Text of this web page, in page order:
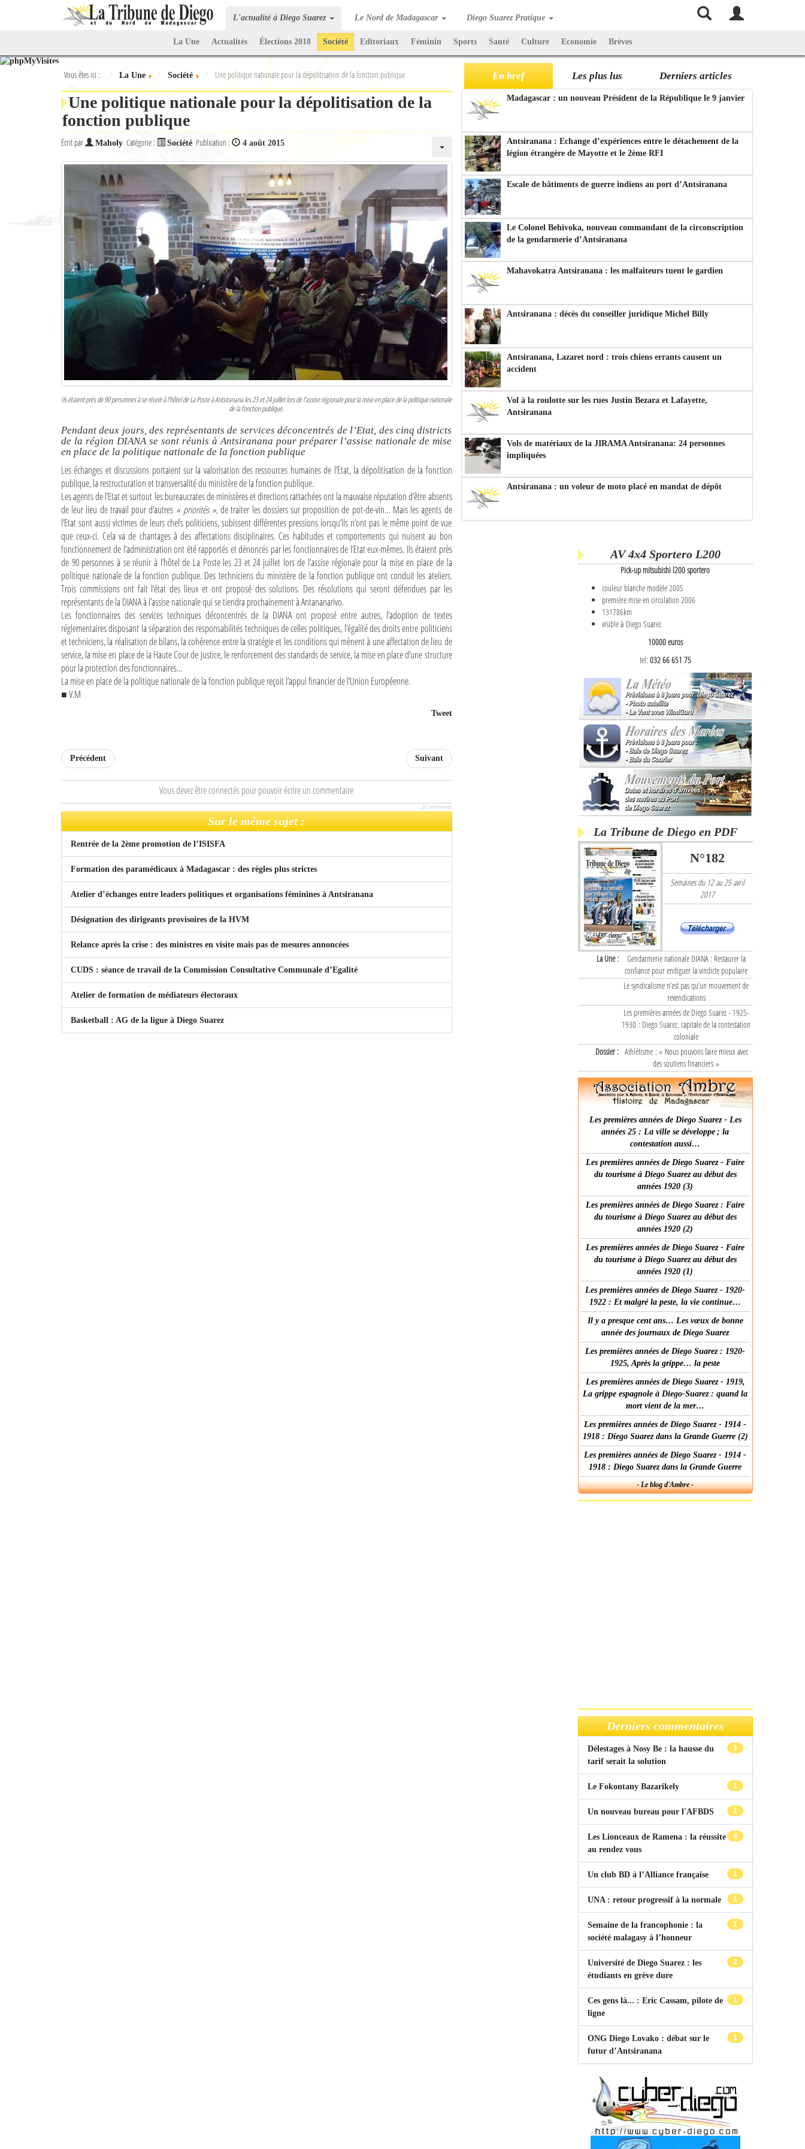
L'actualité à Diego Suarez Le Nord de Madagascar Diego Suarez Pratique
La Une Actualités Élections 2018 Société Editoriaux Féminin Sports Santé Culture Economie Brèves
Vous êtes ici : La Une Société Une politique nationale pour la dépolitisation de la fonction publique
Une politique nationale pour la dépolitisation de la
fonction publique
Écrit par Maholy Catégorie : Société Publication : 4 août 2015
Ils étaient près de 90 personnes à se réunir à l’hôtel de La Poste à Antsiranana les 23 et 24 juillet lors de l’assise régionale pour la mise en place de la politique nationale
de la fonction publique.
Pendant deux jours, des représentants de services déconcentrés de l’Etat, des cinq districts
de la région DIANA se sont réunis à Antsiranana pour préparer l’assise nationale de mise
en place de la politique nationale de la fonction publique
Les échanges et discussions portaient sur la valorisation des ressources humaines de l’Etat, la dépolitisation de la fonction
publique, la restructuration et transversalité du ministère de la fonction publique.
Les agents de l’Etat et surtout les bureaucrates de ministères et directions rattachées ont la mauvaise réputation d’être absents
de leur lieu de travail pour d’autres « priorités »,de traiter les dossiers sur proposition de pot-de-vin… Mais les agents de
l’Etat sont aussi victimes de leurs chefs politiciens, subissent différentes pressions lorsqu’ils n’ont pas le même point de vue
que ceux-ci. Cela va de chantages à des affectations disciplinaires. Ces habitudes et comportements qui nuisent au bon
fonctionnement de l’administration ont été rapportés et dénoncés par les fonctionnaires de l’Etat eux-mêmes. Ils étaient près
de 90 personnes à se réunir à l’hôtel de La Poste les 23 et 24 juillet lors de l’assise régionale pour la mise en place de la
politique nationale de la fonction publique. Des techniciens du ministère de la fonction publique ont conduit les ateliers.
Trois commissions ont fait l’état des lieux et ont proposé des solutions. Des résolutions qui seront défendues par les
représentants de la DIANA à l’assise nationale qui se tiendra prochainement à Antananarivo.
Les fonctionnaires des services techniques déconcentrés de la DIANA ont proposé entre autres, l’adoption de textes
réglementaires disposant la séparation des responsabilités techniques de celles politiques, l’égalité des droits entre politiciens
et techniciens, la réalisation de bilans, la cohérence entre la stratégie et les conditions qui mènent à une affectation de lieu de
service, la mise en place de la Haute Cour de Justice, le renforcement des standards de service, la mise en place d’une structure
pour la protection des fonctionnaires…
La mise en place de la politique nationale de la fonction publique reçoit l’appui financier de l’Union Européenne.
■ V.M
Tweet
Précédent Suivant
Vous devez être connectés pour pouvoir écrire un commentaire
JComments
Sur le même sujet :
Rentrée de la 2ème promotion de l’ISISFA
Formation des paramédicaux à Madagascar : des règles plus strictes
Atelier d’échanges entre leaders politiques et organisations féminines à Antsiranana
Désignation des dirigeants provisoires de la HVM
Relance après la crise : des ministres en visite mais pas de mesures annoncées
CUDS : séance de travail de la Commission Consultative Communale d’Egalité
Atelier de formation de médiateurs électoraux
Basketball : AG de la ligue à Diego Suarez
En bref Les plus lus Derniers articles
Madagascar : un nouveau Président de la République le 9 janvier
Antsiranana : Echange d’expériences entre le détachement de la
légion étrangère de Mayotte et le 2ème RFI
Escale de bâtiments de guerre indiens au port d’Antsiranana
Le Colonel Behivoka, nouveau commandant de la circonscription
de la gendarmerie d’Antsiranana
Mahavokatra Antsiranana : les malfaiteurs tuent le gardien
Antsiranana : décès du conseiller juridique Michel Billy
Antsiranana, Lazaret nord : trois chiens errants causent un
accident
Vol à la roulotte sur les rues Justin Bezara et Lafayette,
Antsiranana
Vols de matériaux de la JIRAMA Antsiranana: 24 personnes
impliquées
Antsiranana : un voleur de moto placé en mandat de dépôt
AV 4x4 Sportero L200
Pick-up mitsubishi l200 sportero
couleur blanche modèle 2005
première mise en circulation 2006
131786km
visible à Diego Suarez
10000 euros
tel: 032 66 651 75
La Tribune de Diego en PDF
N°182
Semaines du 12 au 25 avril
2017
La Une :
Gendarmerie nationale DIANA : Restaurer la
confiance pour endiguer la vindicte populaire
Le syndicalisme n’est pas qu’un mouvement de
revendications
Les premières années de Diego Suarez - 1925-
1930 : Diego Suarez, capitale de la contestation
coloniale
Dossier : Athlétisme : « Nous pouvons faire mieux avec
des soutiens financiers »
Les premières années de Diego Suarez - Les
années 25 : La ville se développe ; la
contestation aussi…
Les premières années de Diego Suarez - Faire
du tourisme à Diego Suarez au début des
années 1920 (3)
Les premières années de Diego Suarez : Faire
du tourisme à Diego Suarez au début des
années 1920 (2)
Les premières années de Diego Suarez - Faire
du tourisme à Diego Suarez au début des
années 1920 (1)
Les premières années de Diego Suarez - 1920-
1922 : Et malgré la peste, la vie continue…
Il y a presque cent ans… Les vœux de bonne
année des journaux de Diego Suarez
Les premières années de Diego Suarez : 1920-
1925, Après la grippe… la peste
Les premières années de Diego Suarez - 1919,
La grippe espagnole à Diego-Suarez : quand la
mort vient de la mer…
Les premières années de Diego Suarez - 1914 -
1918 : Diego Suarez dans la Grande Guerre (2)
Les premières années de Diego Suarez - 1914 -
1918 : Diego Suarez dans la Grande Guerre
- Le blog d'Ambre -
Derniers commentaires
1
Délestages à Nosy Be : la hausse du
tarif serait la solution
1
Le Fokontany Bazarikely
1
Un nouveau bureau pour l'AFBDS
4
Les Lionceaux de Ramena : la réussite
au rendez vous
1
Un club BD à l’Alliance française
1
UNA : retour progressif à la normale
1
Semaine de la francophonie : la
société malagasy à l’honneur
2
Université de Diego Suarez : les
étudiants en grève dure
1
Ces gens là... : Eric Cassam, pilote de
ligne
1
ONG Diego Lovako : débat sur le
futur d’Antsiranana